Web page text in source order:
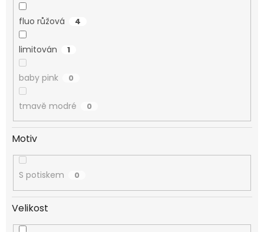
fluo růžová 4
limitován 1
baby pink 0
tmavě modré 0
Motiv
S potiskem 0
Velikost